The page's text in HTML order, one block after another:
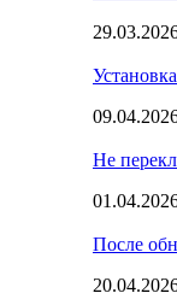
Не
После